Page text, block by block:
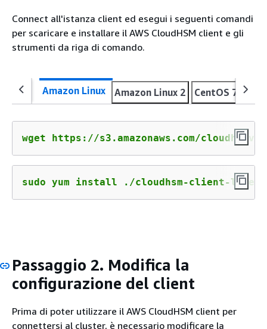
Connect all'istanza client ed esegui i seguenti comandi
per scaricare e installare il AWS CloudHSM client e gli
strumenti da riga di comando.
Amazon Linux Amazon Linux 2 CentOS 7
wget https://s3.amazonaws.com/
sudo yum install ./cloudhsm-client-
Passaggio 2. Modifica la
configurazione del client
Prima di poter utilizzare il AWS CloudHSM client per
connettersi al cluster, è necessario modificare la